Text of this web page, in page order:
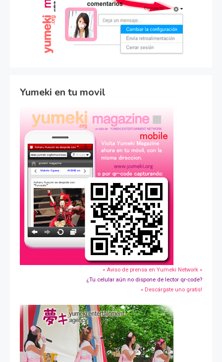
Yumeki en tu movil
» Aviso de prensa en Yumeki Network »
¿Tu celular aún no dispone de lector qr-code?
» Descárgate uno gratis!